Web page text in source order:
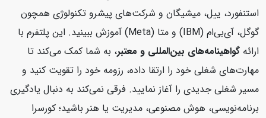
استنفورد، ییل، میشیگان و شرکت‌های پیشرو تکنولوژی همچون
گوگل، آی‌بی‌ام (IBM) و متا (Meta) آموزش ببینید. این پلتفرم با
ارائهگواهینامه‌های بین‌المللی و معتبر، به شما کمک می‌کند تا
مهارت‌های شغلی خود را ارتقا داده، رزومه خود را تقویت کنید و
مسیر شغلی جدیدی را آغاز نمایید. فرقی نمی‌کند به دنبال یادگیری
برنامه‌نویسی، هوش مصنوعی، مدیریت یا هنر باشید؛ کورسرا